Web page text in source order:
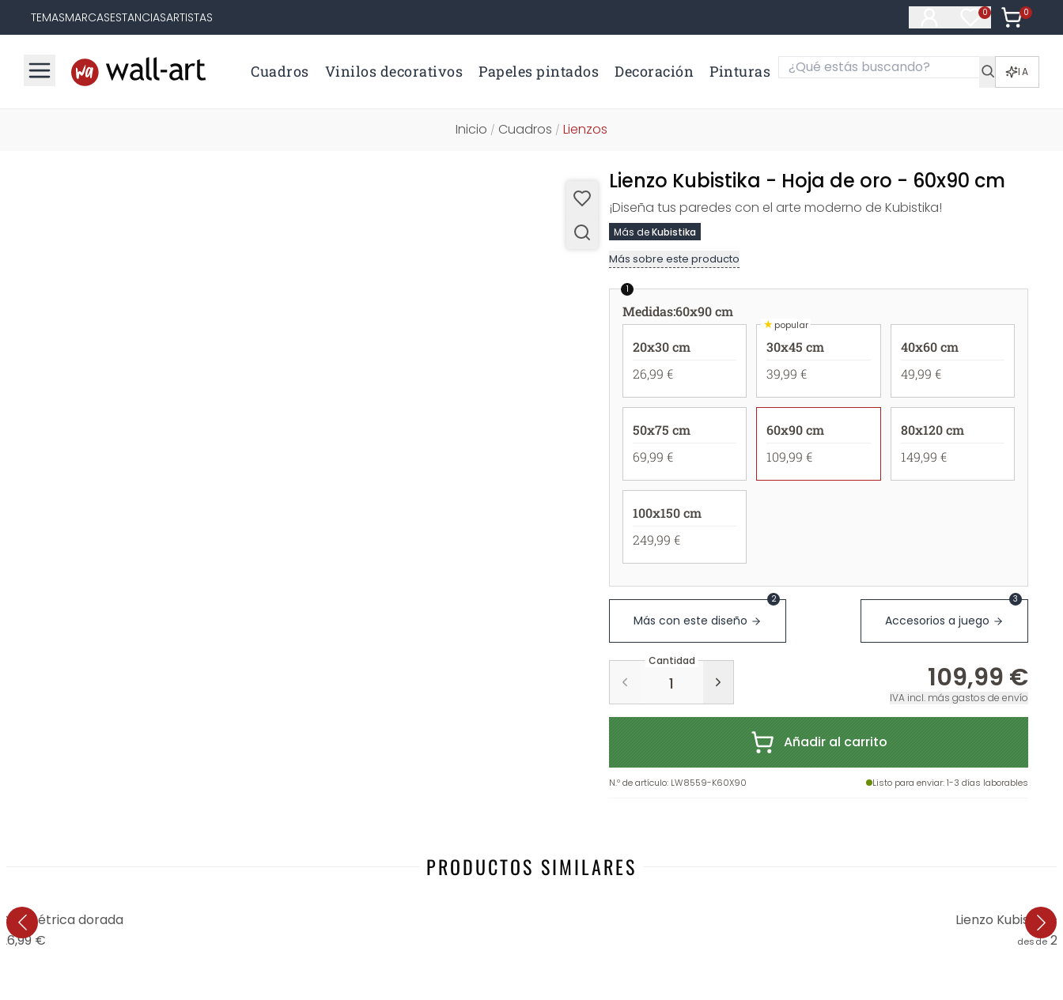
TEMASMARCASESTANCIASARTISTAS 0
Artículos en
0
Artículos
Cuadros Vinilos decorativos Papeles pintados Decoración Pinturas IA
Inicio / Cuadros / Lienzos
Lienzo Kubistika - Hoja de oro - 60x90 cm
¡Diseña tus paredes con el arte moderno de Kubistika!
Más deKubistika
Más sobre este producto
1
Medidas:60x90 cm
20x30 cm
26,99 €
★popular
30x45 cm
39,99 €
40x60 cm
49,99 €
50x75 cm
69,99 €
60x90 cm
109,99 €
80x120 cm
149,99 €
100x150 cm
249,99 €
Más con este diseño
2
Accesorios a juego
3
Cantidad
109,99 €
IVA incl. más gastos de envío
Añadir al carrito
N.º de artículo: LW8559-K60X90 Listo para enviar: 1-3 días laborables
PRODUCTOS SIMILARES
dorada
26,99 €
Lienzo Kubistika
desde